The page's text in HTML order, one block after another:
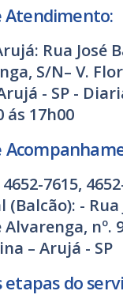
Atendimento:
Rua José
S/N– V.
- SP -
ás 17h00
7615,
(Balcão): - Rua
nº.
– Arujá - SP
etapas do